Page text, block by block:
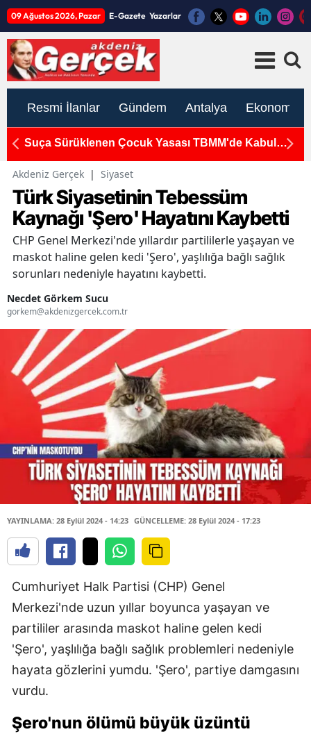
09 Ağustos 2026, Pazar E-Gazete Yazarlar
Resmi İlanlar Gündem Antalya Ekonomi
Suça Sürüklenen Çocuk Yasası TBMM'de Kabul
Akdeniz Gerçek | Siyaset
Türk Siyasetinin Tebessüm
Kaynağı 'Şero' Hayatını Kaybetti
CHP Genel Merkezi'nde yıllardır partililerle yaşayan ve
maskot haline gelen kedi 'Şero', yaşlılığa bağlı sağlık
sorunları nedeniyle hayatını kaybetti.
Necdet Görkem Sucu
gorkem@akdenizgercek.com.tr
YAYINLAMA: 28 Eylül 2024 - 14:23 GÜNCELLEME: 28 Eylül 2024 - 17:23
Cumhuriyet Halk Partisi (CHP) Genel
Merkezi'nde uzun yıllar boyunca yaşayan ve
partililer arasında maskot haline gelen kedi
'Şero', yaşlılığa bağlı sağlık problemleri nedeniyle
hayata gözlerini yumdu. 'Şero', partiye damgasını
vurdu.
Şero'nun ölümü büyük üzüntü